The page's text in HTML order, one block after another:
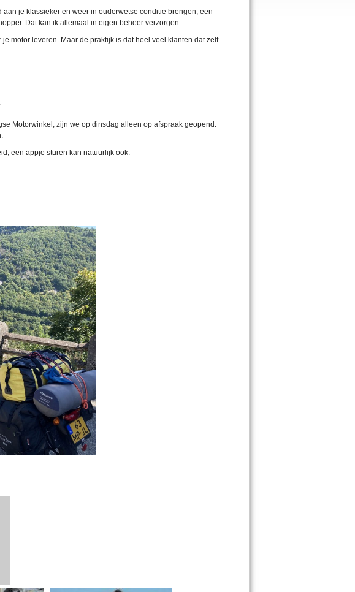
je klassieker en weer in ouderwetse conditie brengen, een
Dat kan ik allemaal in eigen beheer verzorgen.
motor leveren. Maar de praktijk is dat heel veel klanten dat zelf
Motorwinkel, zijn we op dinsdag alleen op afspraak geopend.
een appje sturen kan natuurlijk ook.